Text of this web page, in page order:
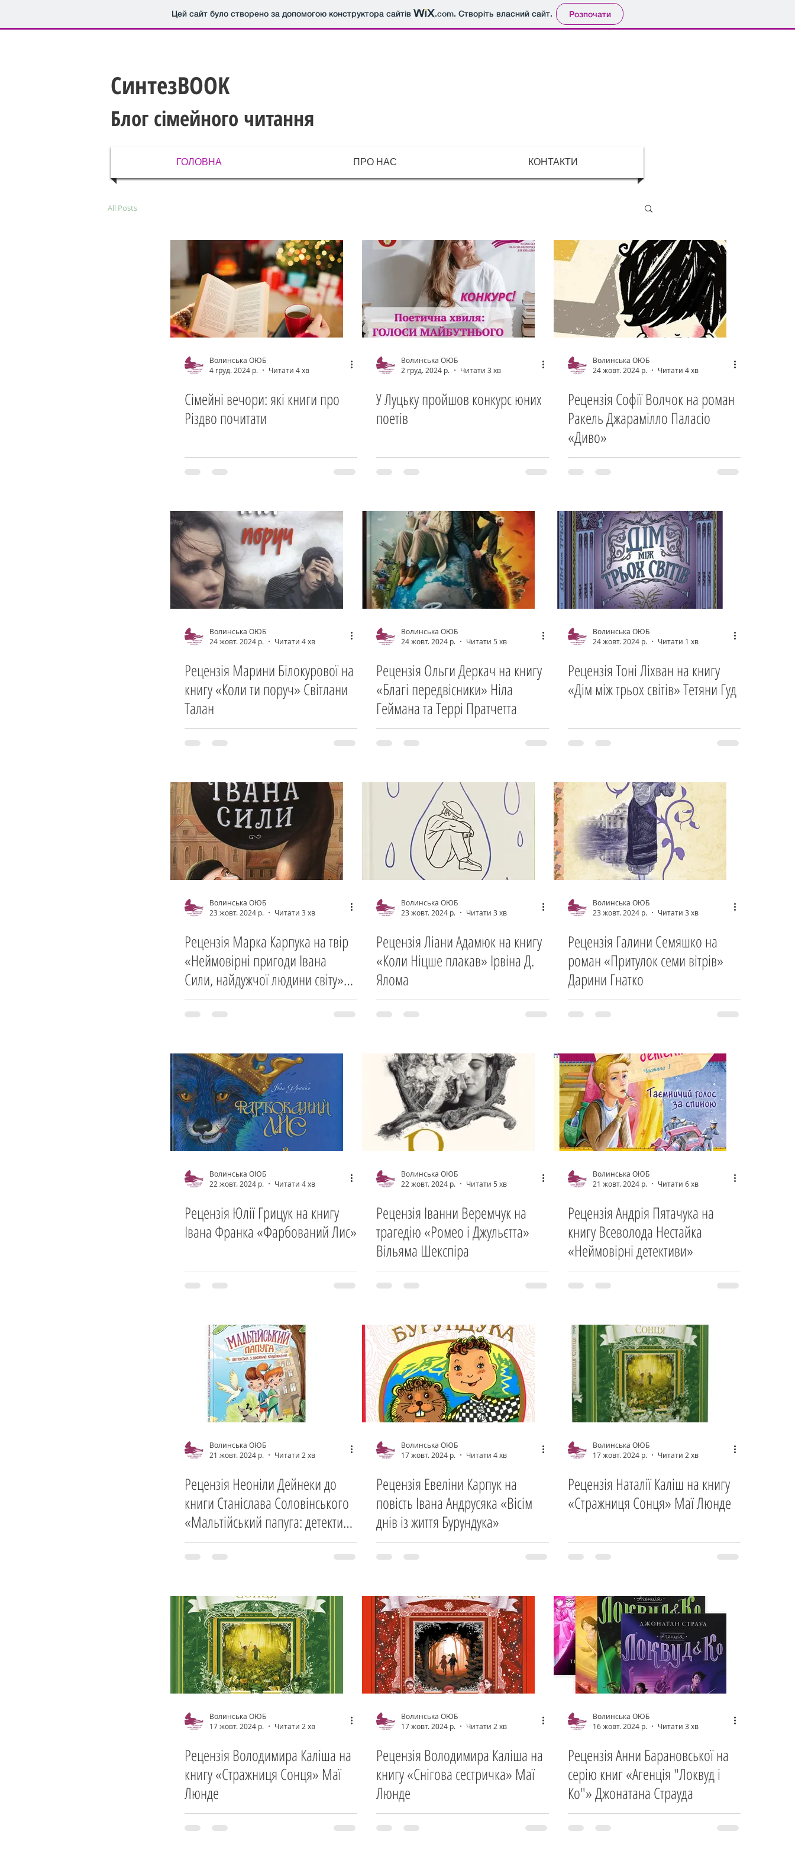
Цей сайт було створено за допомогою конструктора сайтів .com. Створіть власний сайт. Розпочати
СинтезBOOK
Блог сімейного читання
ГОЛОВНА ПРО НАС КОНТАКТИ
All Posts
Волинська ОЮБ
4 груд. 2024 р.
Читати 4 хв
Сімейні вечори: які книги про
Різдво почитати
Волинська ОЮБ
2 груд. 2024 р.
Читати 3 хв
У Луцьку пройшов конкурс юних
поетів
Волинська ОЮБ
24 жовт. 2024 р.
Читати 4 хв
Рецензія Софії Волчок на роман
Ракель Джарамілло Паласіо
«Диво»
Волинська ОЮБ
24 жовт. 2024 р.
Читати 4 хв
Рецензія Марини Білокурової на
книгу «Коли ти поруч» Світлани
Талан
Волинська ОЮБ
24 жовт. 2024 р.
Читати 5 хв
Рецензія Ольги Деркач на книгу
«Благі передвісники» Ніла
Геймана та Террі Пратчетта
Волинська ОЮБ
24 жовт. 2024 р.
Читати 1 хв
Рецензія Тоні Ліхван на книгу
«Дім між трьох світів» Тетяни Гуд
Волинська ОЮБ
23 жовт. 2024 р.
Читати 3 хв
Рецензія Марка Карпука на твір
«Неймовірні пригоди Івана
Сили, найдужчої людини світу»
Олександра Гавроша
Волинська ОЮБ
23 жовт. 2024 р.
Читати 3 хв
Рецензія Ліани Адамюк на книгу
«Коли Ніцше плакав» Ірвіна Д.
Ялома
Волинська ОЮБ
23 жовт. 2024 р.
Читати 3 хв
Рецензія Галини Семяшко на
роман «Притулок семи вітрів»
Дарини Гнатко
Волинська ОЮБ
22 жовт. 2024 р.
Читати 4 хв
Рецензія Юлії Грицук на книгу
Івана Франка «Фарбований Лис»
Волинська ОЮБ
22 жовт. 2024 р.
Читати 5 хв
Рецензія Іванни Веремчук на
трагедію «Ромео і Джульєтта»
Вільяма Шекспіра
Волинська ОЮБ
21 жовт. 2024 р.
Читати 6 хв
Рецензія Андрія Пятачука на
книгу Всеволода Нестайка
«Неймовірні детективи»
Волинська ОЮБ
21 жовт. 2024 р.
Читати 2 хв
Рецензія Неоніли Дейнеки до
книги Станіслава Соловінського
«Мальтійський папуга: детектив з
десятьма крадіжками»
Волинська ОЮБ
17 жовт. 2024 р.
Читати 4 хв
Рецензія Евеліни Карпук на
повість Івана Андрусяка «Вісім
днів із життя Бурундука»
Волинська ОЮБ
17 жовт. 2024 р.
Читати 2 хв
Рецензія Наталії Каліш на книгу
«Стражниця Сонця» Маї Люнде
Волинська ОЮБ
17 жовт. 2024 р.
Читати 2 хв
Рецензія Володимира Каліша на
книгу «Стражниця Сонця» Маї
Люнде
Волинська ОЮБ
17 жовт. 2024 р.
Читати 2 хв
Рецензія Володимира Каліша на
книгу «Снігова сестричка» Маї
Люнде
Волинська ОЮБ
16 жовт. 2024 р.
Читати 3 хв
Рецензія Анни Барановської на
серію книг «Агенція "Локвуд і
Ко"» Джонатана Страуда